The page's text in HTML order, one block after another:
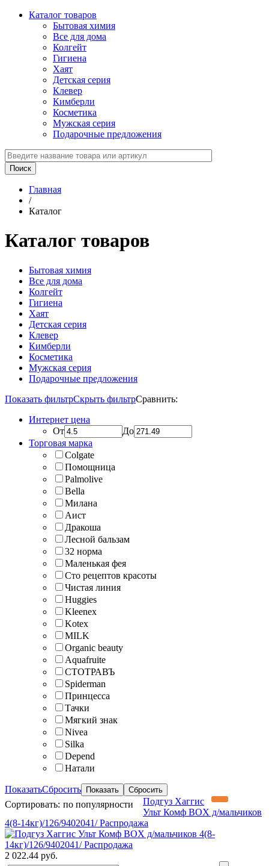
Каталог товаров
Бытовая химия
Все для дома
Колгейт
Гигиена
Хаят
Детская серия
Клевер
Кимберли
Косметика
Мужская серия
Подарочные предложения
Главная
/
Каталог
Каталог товаров
Бытовая химия
Все для дома
Колгейт
Гигиена
Хаят
Детская серия
Клевер
Кимберли
Косметика
Мужская серия
Подарочные предложения
Показать фильтрСкрыть фильтрСравнить:
Интернет цена
От
До
Торговая марка
Colgate
Помощница
Palmolive
Bella
Милана
Аист
Дракоша
Лесной бальзам
32 норма
Маленькая фея
Сто рецептов красоты
Чистая линия
Huggies
Kleenex
Kotex
MILK
Organic beauty
Aquafruite
СТОТРАВЪ
Spiderman
Принцесса
Тачки
Мягкий знак
Nivea
Silka
Depend
Натали
ПоказатьСбросить
Сортировать: по популярности
Подгуз Хаггис
Ульт Комф BOX д/мальчиков
4(8-14кг)/126/9402041/ Распродажа
2 022.44 руб.